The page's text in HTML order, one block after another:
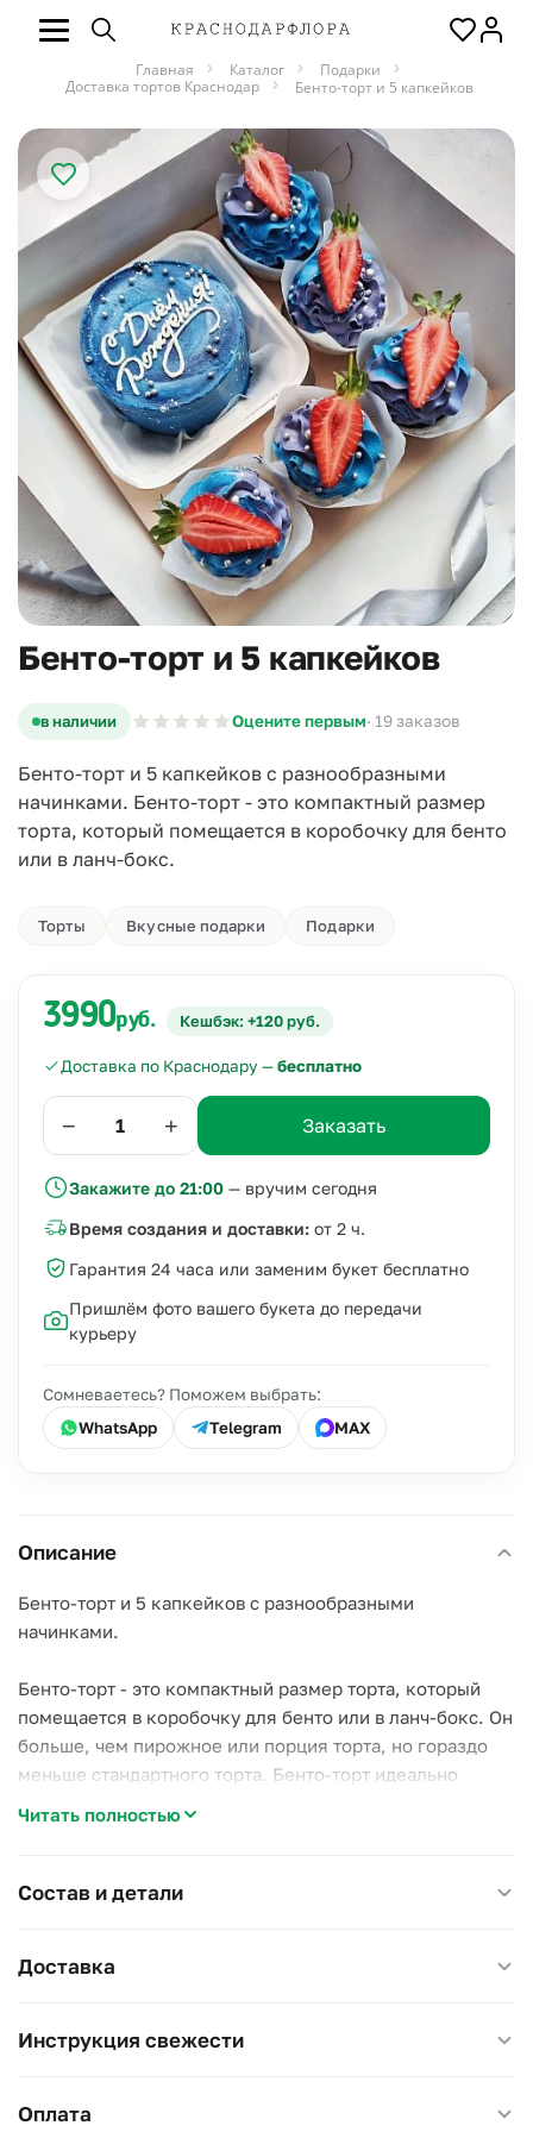
Главная Каталог
Подарки
Доставка тортов Краснодар
Бенто-торт и 5 капкейков
Бенто-торт и 5 капкейков
в наличии Оцените первым· 19 заказов
Бенто-торт и 5 капкейков с разнообразными
начинками. Бенто-торт - это компактный размер
торта, который помещается в коробочку для бенто
или в ланч-бокс.
Торты Вкусные подарки Подарки
3990руб. Кешбэк: +120 руб.
Доставка по Краснодару —бесплатно
− + Заказать
Закажите до 21:00 — вручим сегодня
Время создания и доставки: от 2 ч.
Гарантия 24 часа или заменим букет бесплатно
Пришлём фото вашего букета до передачи
курьеру
Сомневаетесь? Поможем выбрать:
WhatsApp
Telegram MAX
Описание
Бенто-торт и 5 капкейков с разнообразными
начинками.
Бенто-торт - это компактный размер торта, который
помещается в коробочку для бенто или в ланч-бокс. Он
больше, чем пирожное или порция торта, но гораздо
меньше стандартного торта. Бенто-торт идеально
придать ему элегантность и легкость транспортировки.
Торт имеет вес около 400 граммов и упакован в
вес 400-500 граммов. На торте можно сделать любую
надпись(до 15 символов) на ваше усмотрение,
будет доставлен с надписью "С Днем Рождения!" как на
Читать полностью
Состав и детали
Доставка
Инструкция свежести
Оплата